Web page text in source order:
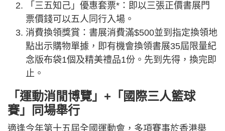
「三五知己」優惠套票*：即以三張正價書展門
票價錢可以五人同行入場。
消費換領獎賞：書展消費滿$500並到指定換領地
點出示購物單據，即有機會換領書展35屆限量紀
念版布袋1個及精美禮品1份。先到先得，換完即
止。
「運動消閒博覽」+「國際三人籃球
賽」同場舉行
適逢今年第十五屆全國運動會，多項賽事於香港舉